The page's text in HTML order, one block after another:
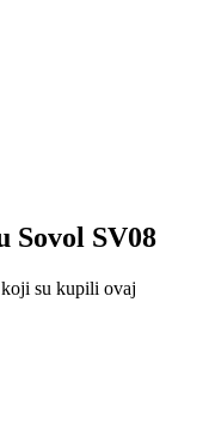
Sovol SV08
su kupili ovaj